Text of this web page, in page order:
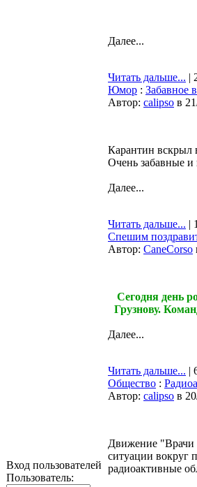
Вход пользователей
Пользователь:
Далее...
Читать дальше... |
Юмор : Забавное
Автор: calipso в
Карантин вскрыл
Очень забавные и
Далее...
Читать дальше... |
Спешим
Автор: CaneCorso
Сегодня день
Грузнову.
Далее...
Читать дальше... |
Общество :
Автор: calipso в
Движение "Врачи
ситуации вокруг
радиоактивные